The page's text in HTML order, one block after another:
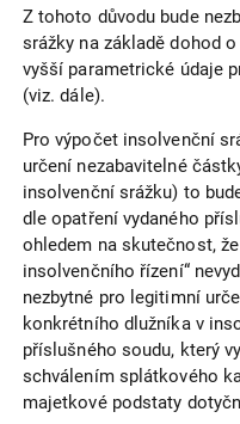
Z tohoto důvodu bude
srážky na základě dohod
vyšší parametrické údaje
(viz. dále).
Pro výpočet insolvenční
určení nezabavitelné
insolvenční srážku) to
dle opatření vydaného
ohledem na skutečnost,
insolvenčního řízení“
nezbytné pro legitimní
konkrétního dlužníka v
příslušného soudu, který
schválením splátkového
majetkové podstaty